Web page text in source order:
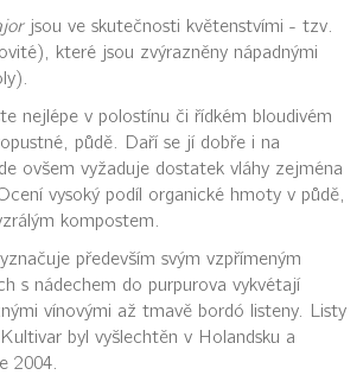
jsou ve skutečnosti květenstvími - tzv.
které jsou zvýrazněny nápadnými
nejlépe v polostínu či řídkém bloudivém
půdě. Daří se jí dobře i na
ovšem vyžaduje dostatek vláhy zejména
vysoký podíl organické hmoty v půdě,
kompostem.
především svým vzpřímeným
s nádechem do purpurova vykvétají
vínovými až tmavě bordó listeny. Listy
byl vyšlechtěn v Holandsku a
2004.